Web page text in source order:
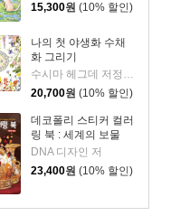
15,300원 (10% 할인)
나의 첫 야생화 수채
화 그리기
수시마 헤그데 저정상희 역
20,700원 (10% 할인)
데코폴리 스티커 컬러
링 북 : 세계의 보물
DNA 디자인 저
23,400원 (10% 할인)